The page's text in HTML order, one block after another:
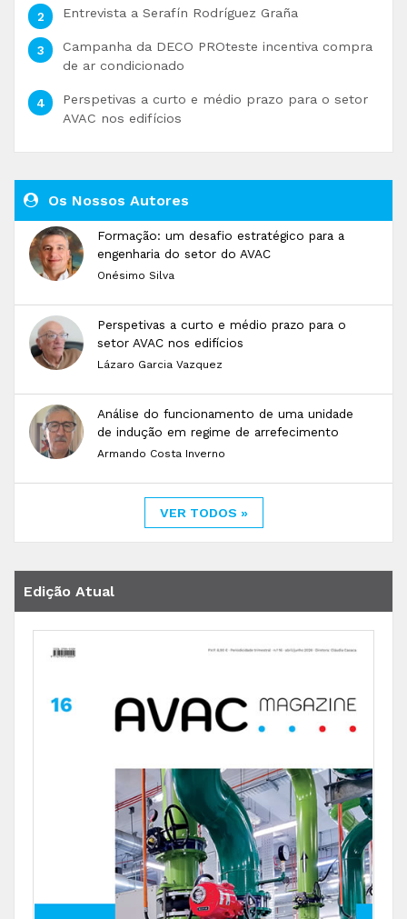
Entrevista a Serafín Rodríguez Graña
Campanha da DECO PROteste incentiva compra
de ar condicionado
Perspetivas a curto e médio prazo para o setor
AVAC nos edifícios
Os Nossos Autores
Formação: um desafio estratégico para a
engenharia do setor do AVAC
Onésimo Silva
Perspetivas a curto e médio prazo para o
setor AVAC nos edifícios
Lázaro Garcia Vazquez
Análise do funcionamento de uma unidade
de indução em regime de arrefecimento
Armando Costa Inverno
VER TODOS »
Edição Atual